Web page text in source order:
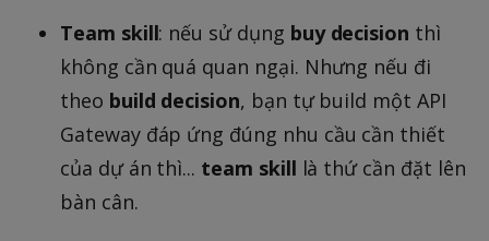
Team skill: nếu sử dụng buy decision thì
không cần quá quan ngại. Nhưng nếu đi
theo build decision, bạn tự build một API
Gateway đáp ứng đúng nhu cầu cần thiết
của dự án thì... team skill là thứ cần đặt lên
bàn cân.